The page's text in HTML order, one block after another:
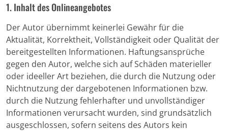
1. Inhalt des Onlineangebotes
Der Autor übernimmt keinerlei Gewähr für die
Aktualität, Korrektheit, Vollständigkeit oder Qualität der
bereitgestellten Informationen. Haftungsansprüche
gegen den Autor, welche sich auf Schäden materieller
oder ideeller Art beziehen, die durch die Nutzung oder
Nichtnutzung der dargebotenen Informationen bzw.
durch die Nutzung fehlerhafter und unvollständiger
Informationen verursacht wurden, sind grundsätzlich
ausgeschlossen, sofern seitens des Autors kein